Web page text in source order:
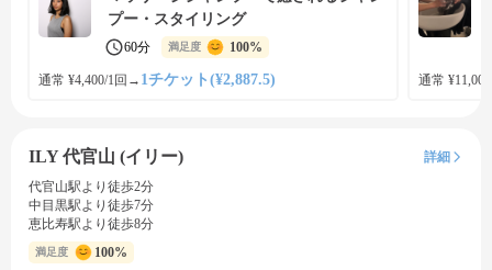
プー・スタイリング
60分 満足度 100%
通常 ¥4,400/1回 → 1チケット(¥2,887.5) 通常
ILY 代官山 (イリー)
詳細
代官山駅より徒歩2分
中目黒駅より徒歩7分
恵比寿駅より徒歩8分
満足度 100%